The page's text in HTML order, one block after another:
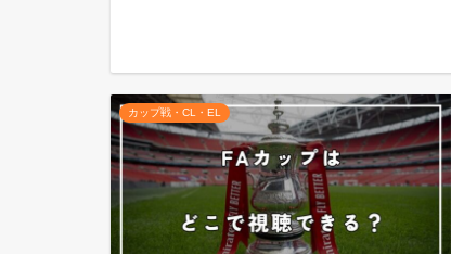
カップ戦・CL・EL